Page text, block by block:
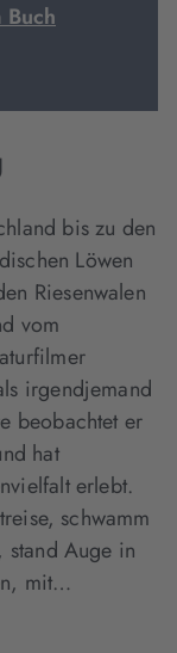
bis zu den
Löwen
Riesenwalen
vom
irgendjemand
beobachtet er
hat
erlebt.
schwamm
stand Auge in
mit…